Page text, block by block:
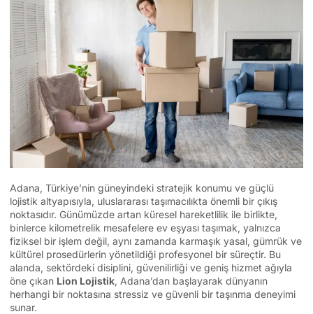
Adana, Türkiye’nin güneyindeki stratejik konumu ve güçlü
lojistik altyapısıyla, uluslararası taşımacılıkta önemli bir çıkış
noktasıdır. Günümüzde artan küresel hareketlilik ile birlikte,
binlerce kilometrelik mesafelere ev eşyası taşımak, yalnızca
fiziksel bir işlem değil, aynı zamanda karmaşık yasal, gümrük ve
kültürel prosedürlerin yönetildiği profesyonel bir süreçtir. Bu
alanda, sektördeki disiplini, güvenilirliği ve geniş hizmet ağıyla
öne çıkan Lion Lojistik, Adana’dan başlayarak dünyanın
herhangi bir noktasına stressiz ve güvenli bir taşınma deneyimi
sunar.